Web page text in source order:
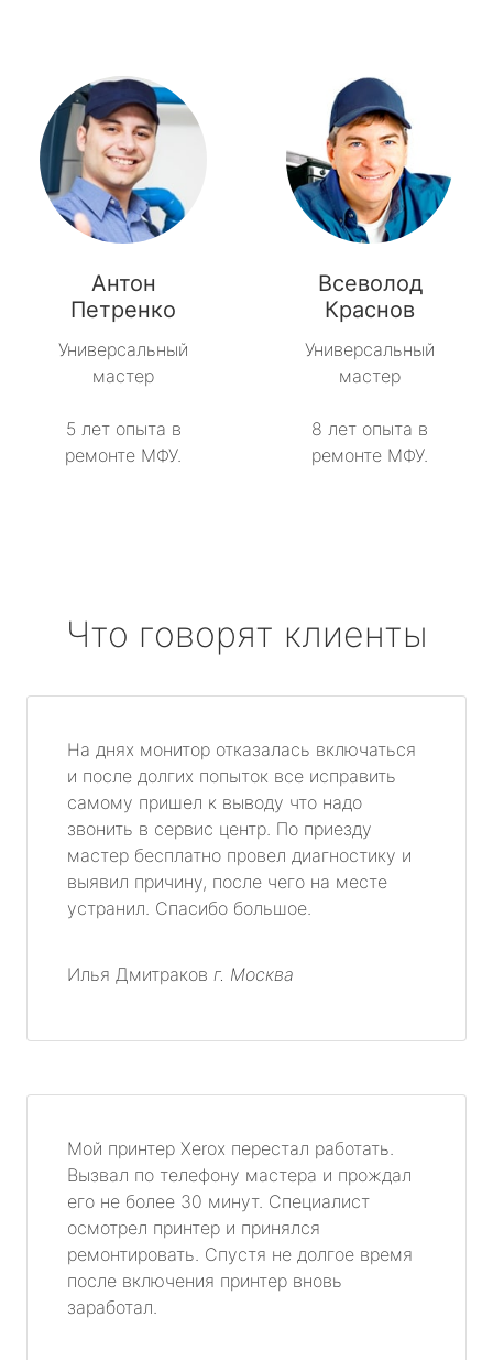
Антон
Петренко
Универсальный
мастер
5 лет опыта в
ремонте МФУ.
Всеволод
Краснов
Универсальный
мастер
8 лет опыта в
ремонте МФУ.
Что говорят клиенты
На днях монитор отказалась включаться
и после долгих попыток все исправить
самому пришел к выводу что надо
звонить в сервис центр. По приезду
мастер бесплатно провел диагностику и
выявил причину, после чего на месте
устранил. Спасибо большое.
Илья Дмитраков г. Москва
Мой принтер Xerox перестал работать.
Вызвал по телефону мастера и прождал
его не более 30 минут. Специалист
осмотрел принтер и принялся
ремонтировать. Спустя не долгое время
после включения принтер вновь
заработал.